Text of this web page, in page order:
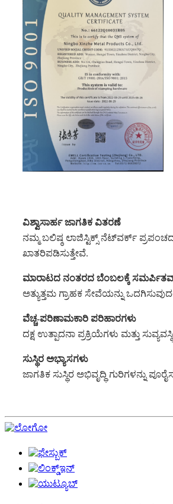
ವಿಶ್ವಾಸಾರ್ಹ ಜಾಗತಿಕ ವಿತರಣೆ
ನಮ್ಮ ಬಲಿಷ್ಠ ಲಾಜಿಸ್ಟಿಕ್ಸ್ ನೆಟ್‌ವರ್ಕ್
ಖಾತರಿಪಡಿಸುತ್ತೇವೆ.
ಮಾರಾಟದ ನಂತರದ ಬೆಂಬಲಕ್ಕೆ
ಅತ್ಯುತ್ತಮ ಗ್ರಾಹಕ ಸೇವೆಯನ್ನು
ವೆಚ್ಚ-ಪರಿಣಾಮಕಾರಿ ಪರಿಹಾರಗಳು
ದಕ್ಷ ಉತ್ಪಾದನಾ ಪ್ರಕ್ರಿಯೆಗಳು ಮತ್ತು
ಸುಸ್ಥಿರ ಅಭ್ಯಾಸಗಳು
ಜಾಗತಿಕ ಸುಸ್ಥಿರ ಅಭಿವೃದ್ಧಿ ಗುರಿಗಳನ್ನು